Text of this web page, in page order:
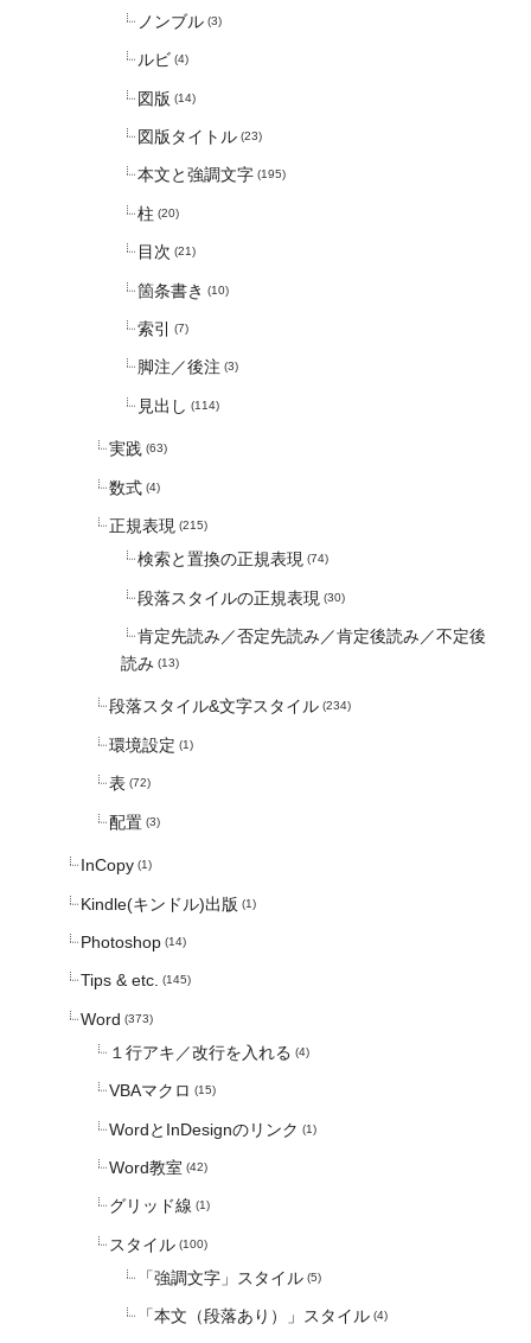
ノンブル (3)
ルビ (4)
図版 (14)
図版タイトル (23)
本文と強調文字 (195)
柱 (20)
目次 (21)
箇条書き (10)
索引 (7)
脚注／後注 (3)
見出し (114)
実践 (63)
数式 (4)
正規表現 (215)
検索と置換の正規表現 (74)
段落スタイルの正規表現 (30)
肯定先読み／否定先読み／肯定後読み／不定後
読み (13)
段落スタイル&文字スタイル (234)
環境設定 (1)
表 (72)
配置 (3)
InCopy (1)
Kindle(キンドル)出版 (1)
Photoshop (14)
Tips & etc. (145)
Word (373)
１行アキ／改行を入れる (4)
VBAマクロ (15)
WordとInDesignのリンク (1)
Word教室 (42)
グリッド線 (1)
スタイル (100)
「強調文字」スタイル (5)
「本文（段落あり）」スタイル (4)